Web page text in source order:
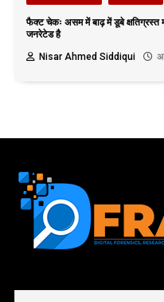
फैक्ट चेकः असम में बाढ़ में डूबे
जनरेटेड है
Nisar Ahmed Siddiqui